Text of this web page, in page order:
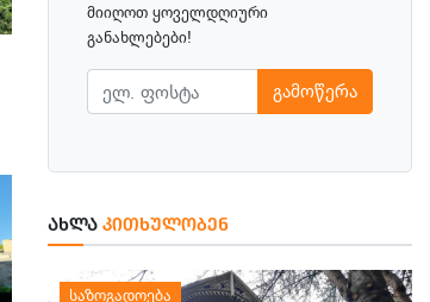
მიიღოთ ყოველდღიური
განახლებები!
გამოწერა
ᲐᲮᲚᲐᲙᲘᲗᲮᲣᲚᲝᲑᲔᲜ